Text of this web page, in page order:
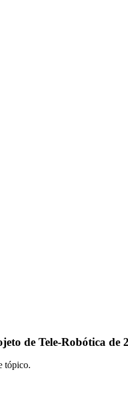
de Tele-Robótica de
tópico.